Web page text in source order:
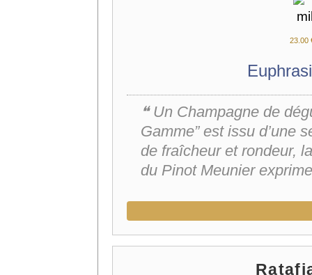
23. 00
❝ Un Champagne de
Gamme” est issu d’une
de fraîcheur et rondeur,
du Pinot Meunier